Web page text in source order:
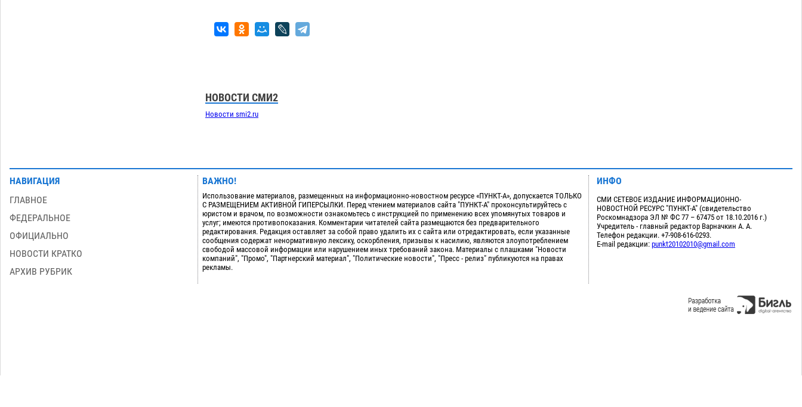
НОВОСТИ СМИ2
Новости smi2.ru
НАВИГАЦИЯ
ГЛАВНОЕ
ФЕДЕРАЛЬНОЕ
ОФИЦИАЛЬНО
НОВОСТИ КРАТКО
АРХИВ РУБРИК
ВАЖНО!
Использование материалов, размещенных на информационно-новостном ресурсе «ПУНКТ-А», допускается ТОЛЬКО
С РАЗМЕЩЕНИЕМ АКТИВНОЙ ГИПЕРСЫЛКИ. Перед чтением материалов сайта "ПУНКТ-А" проконсультируйтесь с
юристом и врачом, по возможности ознакомьтесь с инструкцией по применению всех упомянутых товаров и
услуг; имеются противопоказания. Комментарии читателей сайта размещаются без предварительного
редактирования. Редакция оставляет за собой право удалить их с сайта или отредактировать, если указанные
сообщения содержат ненормативную лексику, оскорбления, призывы к насилию, являются злоупотреблением
свободой массовой информации или нарушением иных требований закона. Материалы с плашками "Новости
компаний", "Промо", "Партнерский материал", "Политические новости", "Пресс - релиз" публикуются на правах
рекламы.
ИНФО
СМИ СЕТЕВОЕ ИЗДАНИЕ ИНФОРМАЦИОННО-
НОВОСТНОЙ РЕСУРС "ПУНКТ-А" (свидетельство
Роскомнадзора ЭЛ № ФС 77 – 67475 от 18.10.2016 г.)
Учредитель - главный редактор Варначкин А. А.
Телефон редакции. +7-908-616-0293.
E-mail редакции: punkt20102010@gmail.com